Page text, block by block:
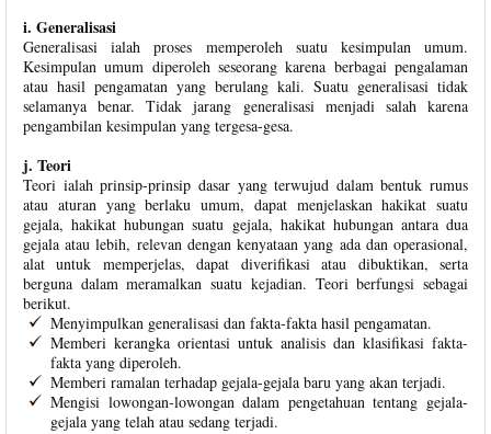
i. Generalisasi
Generalisasi ialah proses memperoleh suatu kesimpulan umum.
Kesimpulan umum diperoleh seseorang karena berbagai pengalaman
atau hasil pengamatan yang berulang kali. Suatu generalisasi tidak
selamanya benar. Tidak jarang generalisasi menjadi salah karena
pengambilan kesimpulan yang tergesa-gesa.
j. Teori
Teori ialah prinsip-prinsip dasar yang terwujud dalam bentuk rumus
atau aturan yang berlaku umum, dapat menjelaskan hakikat suatu
gejala, hakikat hubungan suatu gejala, hakikat hubungan antara dua
gejala atau lebih, relevan dengan kenyataan yang ada dan operasional,
alat untuk memperjelas, dapat diverifikasi atau dibuktikan, serta
berguna dalam meramalkan suatu kejadian. Teori berfungsi sebagai
berikut.
Menyimpulkan generalisasi dan fakta-fakta hasil pengamatan.
Memberi kerangka orientasi untuk analisis dan klasifikasi fakta-
fakta yang diperoleh.
Memberi ramalan terhadap gejala-gejala baru yang akan terjadi.
Mengisi lowongan-lowongan dalam pengetahuan tentang gejala-
gejala yang telah atau sedang terjadi.